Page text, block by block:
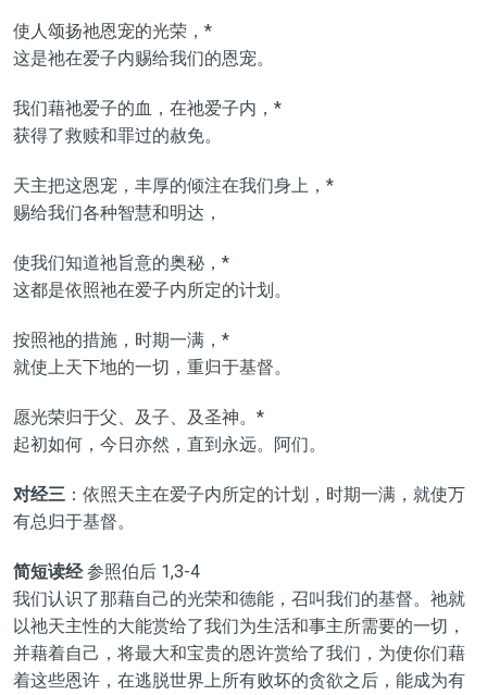
使人颂扬祂恩宠的光荣，*
这是祂在爱子内赐给我们的恩宠。
我们藉祂爱子的血，在祂爱子内，*
获得了救赎和罪过的赦免。
天主把这恩宠，丰厚的倾注在我们身上，*
赐给我们各种智慧和明达，
使我们知道祂旨意的奥秘，*
这都是依照祂在爱子内所定的计划。
按照祂的措施，时期一满，*
就使上天下地的一切，重归于基督。
愿光荣归于父、及子、及圣神。*
起初如何，今日亦然，直到永远。阿们。
对经三 ：依照天主在爱子内所定的计划，时期一满，就使万
有总归于基督。
简短读经参照伯后 1,3-4
我们认识了那藉自己的光荣和德能，召叫我们的基督。祂就
以祂天主性的大能赏给了我们为生活和事主所需要的一切，
并藉着自己，将最大和宝贵的恩许赏给了我们，为使你们藉
着这些恩许，在逃脱世界上所有败坏的贪欲之后，能成为有